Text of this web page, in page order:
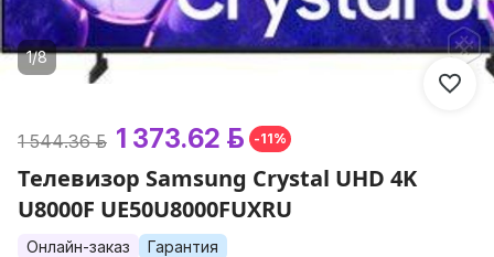
1/8
1 544.36 р. 1 373.62 р. -11%
Телевизор Samsung Crystal UHD 4K
U8000F UE50U8000FUXRU
Онлайн-заказ Гарантия